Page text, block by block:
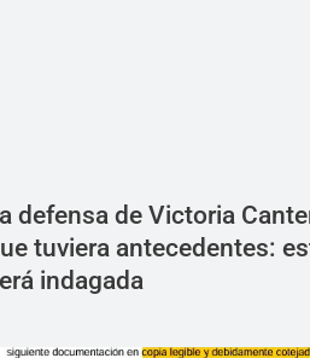
defensa de Victoria
tuviera antecedentes:
indagada